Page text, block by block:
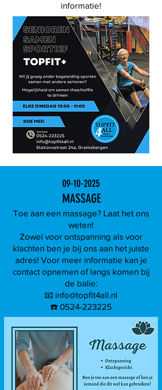
informatie!
09-10-2025
MASSAGE
Toe aan een massage? Laat het ons
weten!
Zowel voor ontspanning als voor
klachten ben je bij ons aan het juiste
adres! Voor meer informatie kan je
contact opnemen of langs komen bij
de balie:
📧 info@topfit4all.nl
☎️ 0524-223225